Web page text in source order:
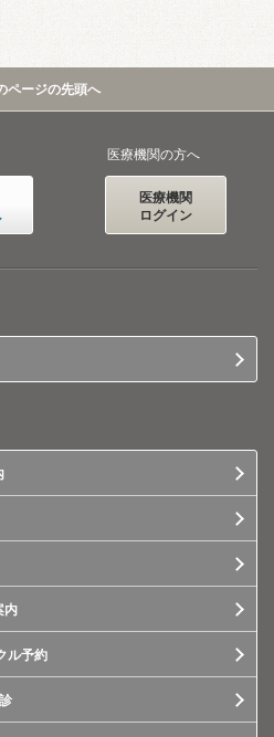
ページの先頭へ
医療機関の方へ
医療機関
ログイン
内
ル予約